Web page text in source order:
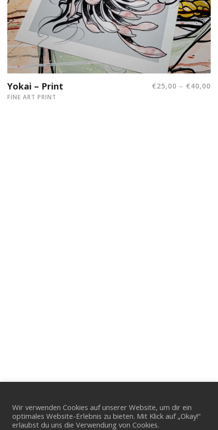
Yokai – Print €25,00 – €40,00
FINE ART PRINT
Wir verwenden Cookies auf unserer Website, um dir ein
optimales Website-Erlebnis zu bieten. Mit Klick auf „Okay!“
erlaubst du uns die Verwendung von Cookies.